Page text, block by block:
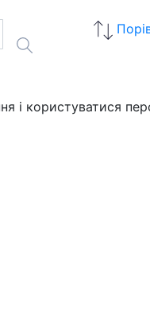
і користуватися